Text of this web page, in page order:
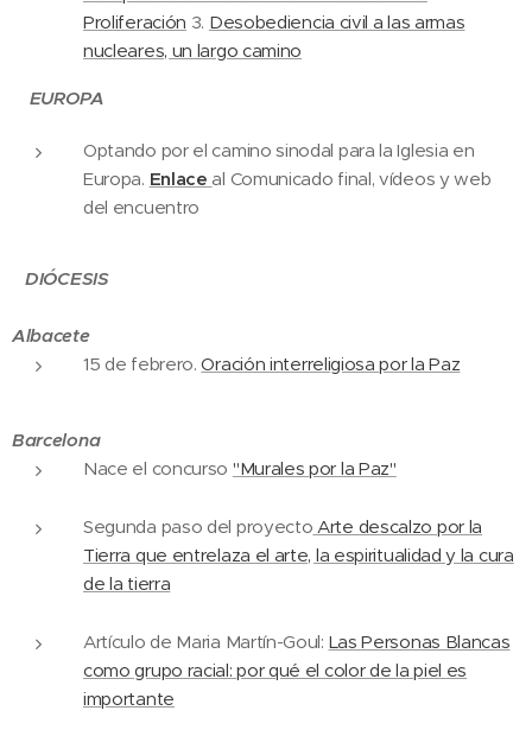
Proliferación 3. Desobediencia civil a las armas
nucleares, un largo camino
EUROPA
Optando por el camino sinodal para la Iglesia en
Europa. Enlace al Comunicado final, vídeos y web
del encuentro
DIÓCESIS
Albacete
15 de febrero.Oración interreligiosa por la Paz
Barcelona
Nace el concurso "Murales por la Paz"
Segunda paso del proyecto Arte descalzo por la
Tierra que entrelaza el arte, la espiritualidad y la cura
de la tierra
Artículo de Maria Martín-Goul: Las Personas Blancas
como grupo racial: por qué el color de la piel es
importante